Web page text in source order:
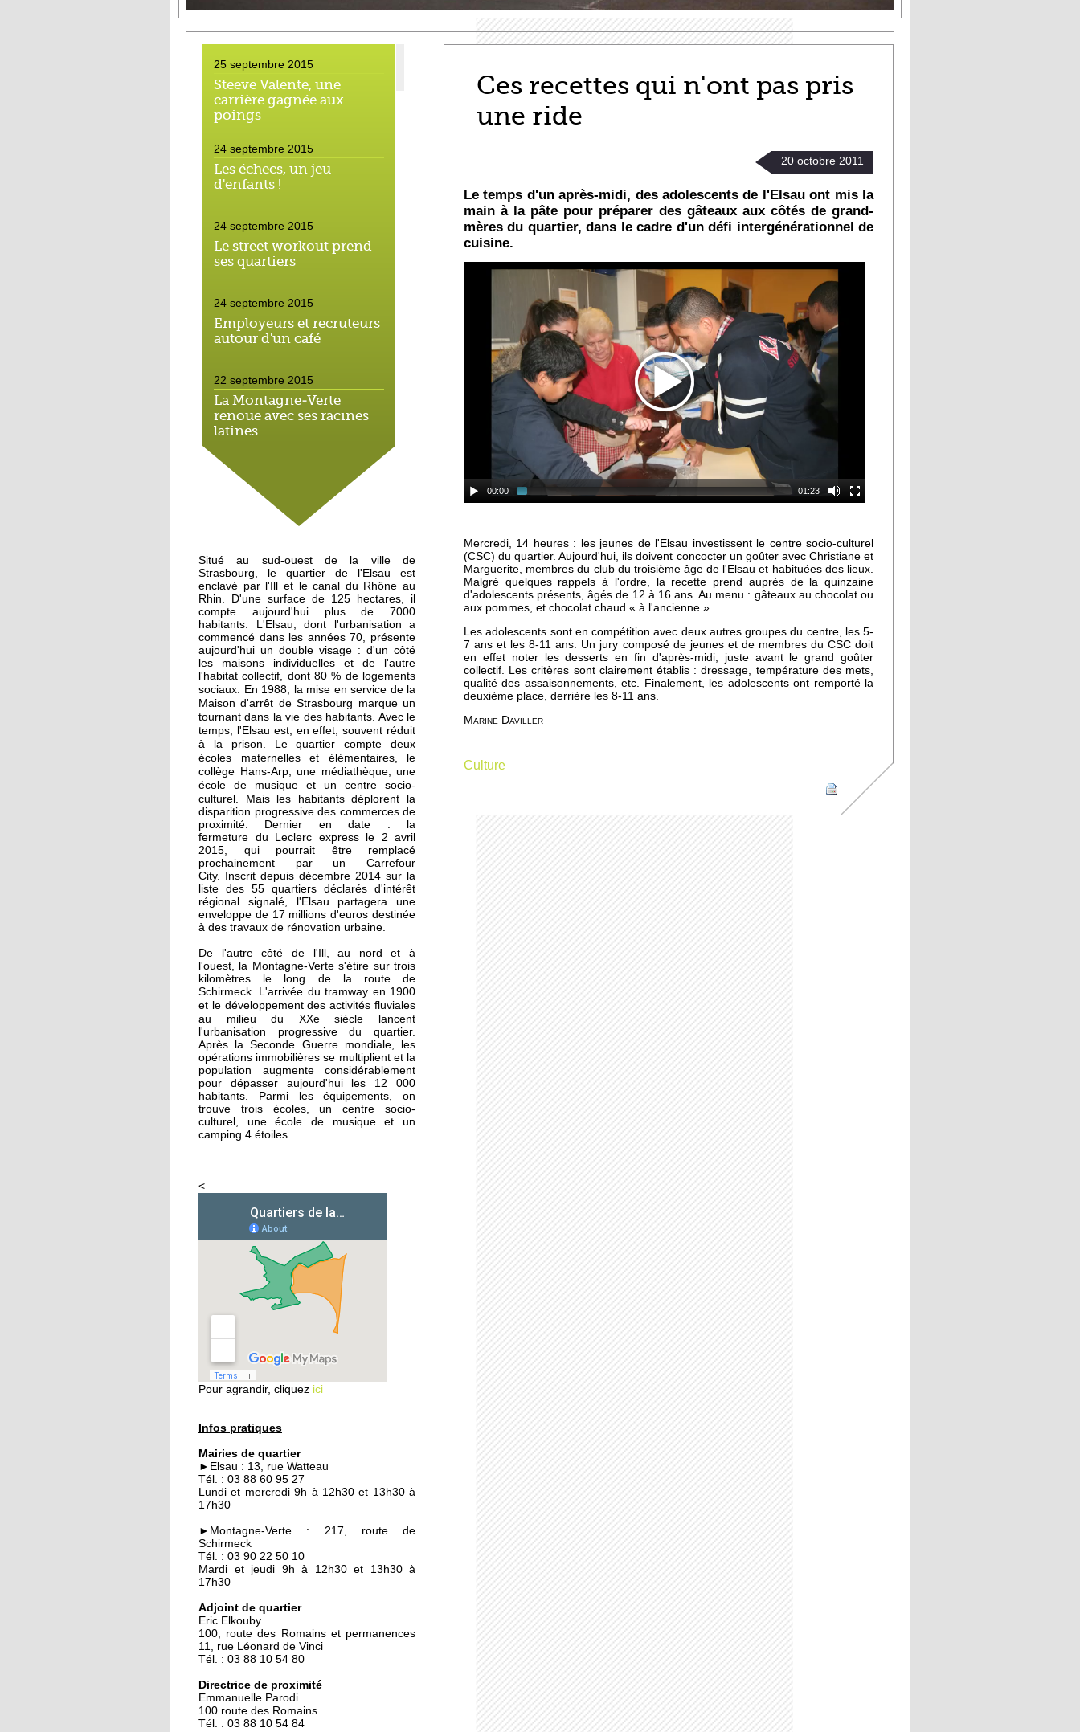
25 septembre 2015
Steeve Valente, une
carrière gagnée aux
poings
24 septembre 2015
Les échecs, un jeu
d'enfants !
24 septembre 2015
Le street workout prend
ses quartiers
24 septembre 2015
Employeurs et recruteurs
autour d'un café
22 septembre 2015
La Montagne-Verte
renoue avec ses racines
latines
22 septembre 2015
Un Carrefour Contact à
l'Elsau courant automne
A l'Elsau, une balade
haute en couleur
18 septembre 2015
A Emmaüs Montagne-
Verte, le tri s'organise
pour les migrants
18 septembre 2015
La recherche d'emploi
autour d'un café
17 septembre 2015
Notre sélection pour les
Journées du patrimoine
à l'Elsau et la Montagne-
Verte
16 septembre 2015
Un camping adepte du
bon voisinage
15 septembre 2015
Dons records à Emmaüs
en faveur des réfugiés
26 septembre 2014
Des cours de vélo pour
favoriser l'insertion
26 septembre 2014
Femmes de Paroles
Les filles chaussent leurs
crampons
24 septembre 2014
Vers une aide sociale plus
ciblée
24 septembre 2014
Les habitants
redécouvrent le Parc
naturel urbain
23 septembre 2014
Quand les employeurs
viennent chercher les
chômeurs
23 septembre 2014
Un demi-siècle à l'Elsau
22 septembre 2014
Familles rurales veut
casser l'isolement des
seniors
Maison d'arrêt : les
parloirs sauvages
empoisonnent la vie des
Situé au sud-ouest de la ville de
Strasbourg, le quartier de l'Elsau est
enclavé par l'Ill et le canal du Rhône au
Rhin. D'une surface de 125 hectares, il
compte aujourd'hui plus de 7000
habitants. L'Elsau, dont l'urbanisation a
commencé dans les années 70, présente
aujourd'hui un double visage : d'un côté
les maisons individuelles et de l'autre
l'habitat collectif, dont 80 % de logements
sociaux. En 1988, la mise en service de la
Maison d'arrêt de Strasbourg marque un
tournant dans la vie des habitants. Avec le
temps, l'Elsau est, en effet, souvent réduit
à la prison.
Le quartier comptedeux
écoles maternelles et élémentaires, le
collège Hans-Arp, une médiathèque, une
école de musique et un centre socio-
culturel. Mais les habitants déplorent la
disparition progressive des commerces de
proximité. Dernier en date : la
fermeture du Leclerc express le 2 avril
2015, qui pourrait être remplacé
prochainement par un Carrefour
City. Inscrit depuis décembre 2014 sur la
liste des 55 quartiers déclarés d'intérêt
régional signalé, l'Elsau partagera une
enveloppe de 17 millions d'euros destinée
à des travaux de rénovation urbaine.
De l'autre côté de l'Ill, au nord et à
l'ouest, la Montagne-Verte s'étire sur trois
kilomètres le long de la route de
Schirmeck. L'arrivée du tramway en 1900
et l e développement des activités fluviales
au milieu du XXe siècle
lancent
l'urbanisation progressive du quartier.
Après la Seconde Guerre mondiale, les
opérations immobilières se multiplient et la
population augmente considérablement
pour dépasser aujourd'hui les 12 000
habitants. Parmi les équipements, on
trouve trois écoles, un centre socio-
culturel, une école de musique et un
camping 4 étoiles.
<
Pour agrandir, cliquez ici
Infos pratiques
Mairies de quartier
►Elsau : 13, rue Watteau
Tél. : 03 88 60 95 27
Lundi et mercredi 9h à 12h30 et 13h30 à
17h30
►Montagne-Verte : 217, route de
Schirmeck
Tél. : 03 90 22 50 10
Mardi et jeudi 9h à 12h30 et 13h30 à
17h30
Adjoint de quartier
Eric Elkouby
100, route des Romains et permanences
11, rue Léonard de Vinci
Tél. : 03 88 10 54 80
Directrice de proximité
Emmanuelle Parodi
100 route des Romains
Tél. : 03 88 10 54 84
Ces recettes qui n'ont pas pris
une ride
20 octobre 2011
Le temps d'un après-midi, des adolescents de l'Elsau ont mis la
main à la pâte pour préparer des gâteaux aux côtés de grand-
mères du quartier, dans le cadre d'un défi intergénérationnel de
cuisine.
00:00 01:23
Mercredi, 14 heures : les jeunes de l'Elsau investissent le centre socio-culturel
(CSC) du quartier. Aujourd'hui, ils doivent concocter un goûter avec Christiane et
Marguerite, membres du club du troisième âge de l'Elsau et habituées des lieux.
Malgré quelques rappels à l'ordre, la recette prend auprès de la quinzaine
d'adolescents présents, âgés de 12 à 16 ans. Au menu : gâteaux au chocolat ou
aux pommes, et chocolat chaud « à l'ancienne ».
Les adolescents sont en compétition avec deux autres groupes du centre, les 5-
7 ans et les 8-11 ans. Un jury composé de jeunes et de membres du CSC doit
en effet noter les desserts en fin d'après-midi, juste avant le grand goûter
collectif. Les critères sont clairement établis : dressage, température des mets,
qualité des assaisonnements, etc. Finalement, les adolescents ont remporté la
deuxième place, derrière les 8-11 ans.
Marine Daviller
Culture